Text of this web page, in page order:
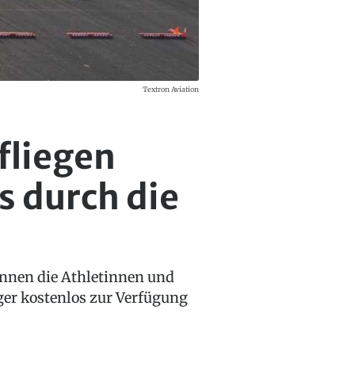
Textron Aviation
durch die
die Athletinnen und
kostenlos zur Verfügung